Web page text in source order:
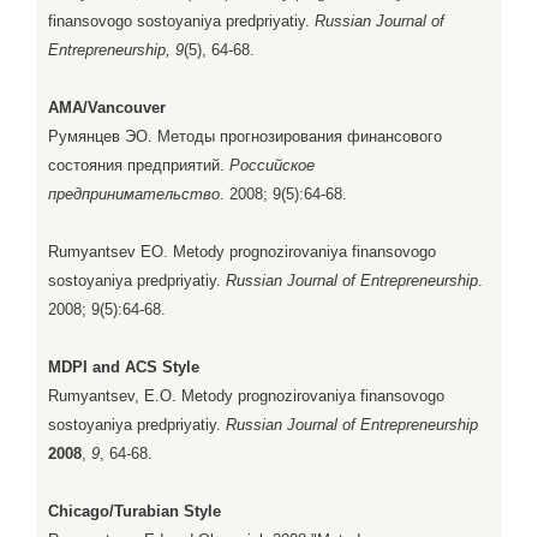
finansovogo sostoyaniya predpriyatiy. Russian Journal of
Entrepreneurship, 9(5), 64-68.
AMA/Vancouver
Румянцев ЭО. Методы прогнозирования финансового
состояния предприятий. Российское
предпринимательство . 2008; 9(5):64-68.
Rumyantsev EO. Metody prognozirovaniya finansovogo
sostoyaniya predpriyatiy. Russian Journal of Entrepreneurship
2008; 9(5):64-68.
MDPI and ACS Style
Rumyantsev, E.O. Metody prognozirovaniya finansovogo
sostoyaniya predpriyatiy. Russian Journal of Entrepreneurship
2008 9 , 64-68.
Chicago/Turabian Style